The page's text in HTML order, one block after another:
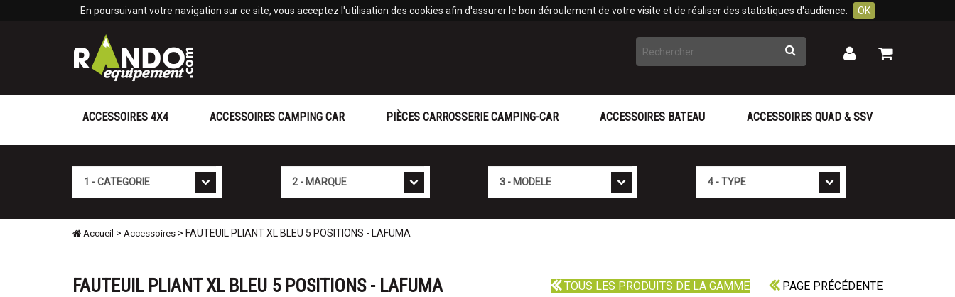
En poursuivant votre navigation sur ce site, vous acceptez l'utilisation des cookies afin d'assurer le bon déroulement de votre visite et de réaliser des statistiques d'audience. OK
Rechercher Mon
Mon
ACCESSOIRES 4X4 ACCESSOIRES CAMPING CAR PIÈCES CARROSSERIE CAMPING-CAR ACCESSOIRES BATEAU ACCESSOIRES QUAD & SSV
Accueil > Accessoires > FAUTEUIL PLIANT XL BLEU 5 POSITIONS - LAFUMA
TOUS LES PRODUITS DE LA GAMME PAGE PRÉCÉDENTE
FAUTEUIL PLIANT XL BLEU 5 POSITIONS - LAFUMA
Panneau de gestion des cookies